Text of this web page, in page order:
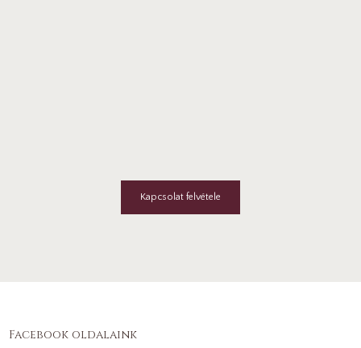
Kapcsolat felvétele
Facebook oldalaink